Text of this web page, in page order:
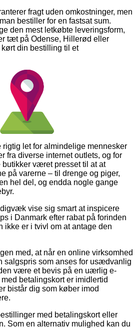
fragt uden omkostninger, men
bestiller for en fastsat sum.
den mest letkøbte leveringsform,
tæt på Odense, Hillerød eller
din bestilling til et
let for almindelige mennesker
fra diverse internet outlets, og for
været presset til at at
på varerne – til drenge og piger,
hel del, og endda nogle gange
vise sig smart at inspicere
i Danmark efter rabat på forinden
ikke er i tvivl om at antage den
med, at når en online virksomhed
salgspris som anses for usædvanlig
være et bevis på en uærlig e-
betalingskort er imidlertid
bistår dig som køber imod
med betalingskort eller
Som en alternativ mulighed kan du